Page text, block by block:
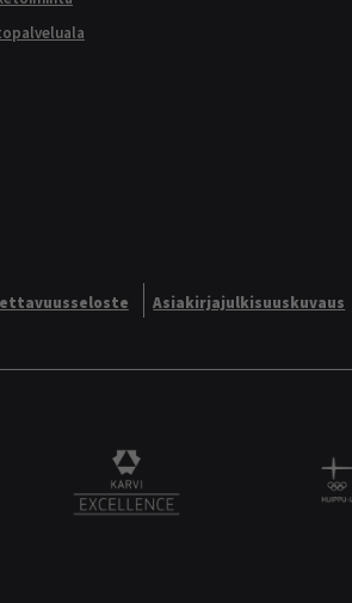
Asiakirjajulkisuuskuvaus
KARVI Excellence logo.